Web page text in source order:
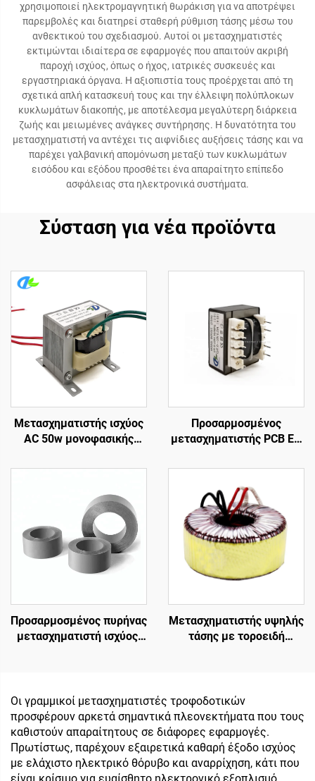
χρησιμοποιεί ηλεκτρομαγνητική θωράκιση για να αποτρέψει
παρεμβολές και διατηρεί σταθερή ρύθμιση τάσης μέσω του
ανθεκτικού του σχεδιασμού. Αυτοί οι μετασχηματιστές
εκτιμώνται ιδιαίτερα σε εφαρμογές που απαιτούν ακριβή
παροχή ισχύος, όπως ο ήχος, ιατρικές συσκευές και
εργαστηριακά όργανα. Η αξιοπιστία τους προέρχεται από τη
σχετικά απλή κατασκευή τους και την έλλειψη πολύπλοκων
κυκλωμάτων διακοπής, με αποτέλεσμα μεγαλύτερη διάρκεια
ζωής και μειωμένες ανάγκες συντήρησης. Η δυνατότητα του
μετασχηματιστή να αντέχει τις αιφνίδιες αυξήσεις τάσης και να
παρέχει γαλβανική απομόνωση μεταξύ των κυκλωμάτων
εισόδου και εξόδου προσθέτει ένα απαραίτητο επίπεδο
ασφάλειας στα ηλεκτρονικά συστήματα.
Σύσταση για νέα προϊόντα
Μετασχηματιστής ισχύος
AC 50w μονοφασικής
Προσαρμοσμένος
μετασχηματιστής PCB EI-
κάψα καρφίτσα 4
μετασχηματιστής δύναμης
καρφιτσών για την
εισαγωγή 240v & τη
συχνότητα παραγωγής
50Hz 24v/36v/380v
Προσαρμοσμένος πυρήνας
μετασχηματιστή ισχύος,
Μετασχηματιστής υψηλής
τάσης με τοροειδή
μετασχηματιστής 220v
80v
Οι γραμμικοί μετασχηματιστές τροφοδοτικών
προσφέρουν αρκετά σημαντικά πλεονεκτήματα που τους
καθιστούν απαραίτητους σε διάφορες εφαρμογές.
Πρωτίστως, παρέχουν εξαιρετικά καθαρή έξοδο ισχύος
με ελάχιστο ηλεκτρικό θόρυβο και αναρρίχηση, κάτι που